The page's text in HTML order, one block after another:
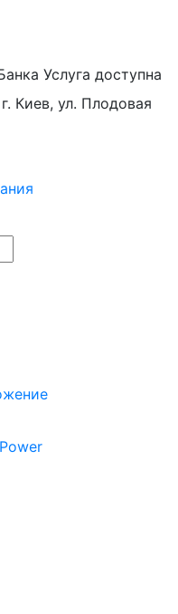
Услуга доступна
Киев, ул. Плодовая